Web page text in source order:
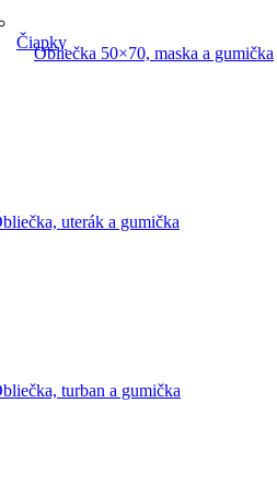
Obliečka 50×70, maska a gumička
uterák a gumička
turban a gumička
Čiapky